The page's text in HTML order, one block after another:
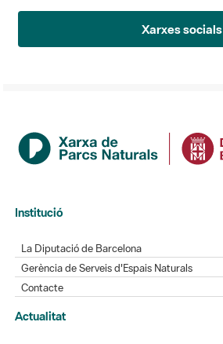
Xarxes socials
Institució
La Diputació de Barcelona
Gerència de Serveis d'Espais Naturals
Contacte
Actualitat